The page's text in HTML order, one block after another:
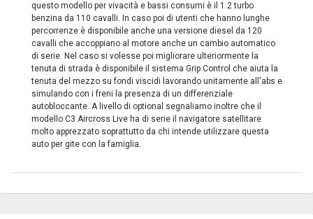
questo modello per vivacità e bassi consumi è il 1.2 turbo
benzina da 110 cavalli. In caso poi di utenti che hanno lunghe
percorrenze è disponibile anche una versione diesel da 120
cavalli che accoppiano al motore anche un cambio automatico
di serie. Nel caso si volesse poi migliorare ulteriormente la
tenuta di strada è disponibile il sistema Grip Control che aiuta la
tenuta del mezzo su fondi viscidi lavorando unitamente all'abs e
simulando con i freni la presenza di un differenziale
autobloccante. A livello di optional segnaliamo inoltre che il
modello C3 Aircross Live ha di serie il navigatore satellitare
molto apprezzato soprattutto da chi intende utilizzare questa
auto per gite con la famiglia.